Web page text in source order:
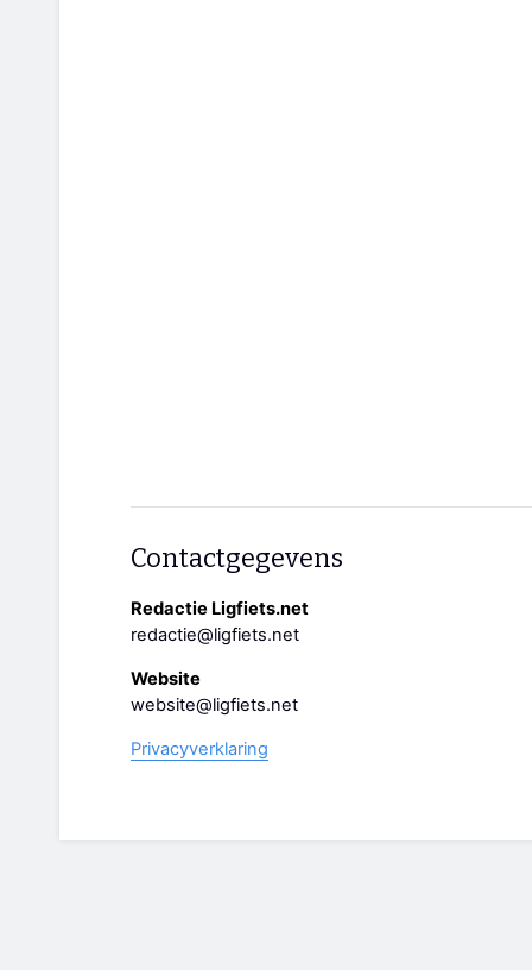
Contactgegevens
Redactie Ligfiets.net
redactie@ligfiets.net
Website
website@ligfiets.net
Privacyverklaring